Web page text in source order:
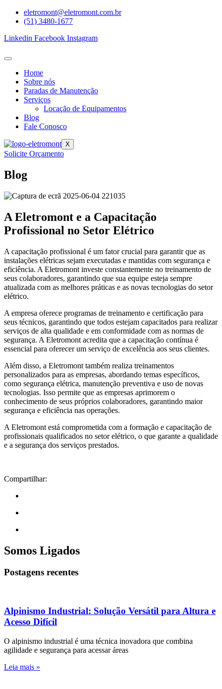
para
conteúdo
eletromont@eletromont.com.br
(51) 3480-1677
Linkedin Facebook Instagram
Home
Sobre nós
Paradas de Manutenção
Serviços
Locação de Equipamentos
Blog
Fale Conosco
X
Solicite Orçamento
Blog
A Eletromont e a Capacitação
Profissional no Setor Elétrico
A capacitação profissional é um fator crucial para garantir que as
instalações elétricas sejam executadas e mantidas com segurança e
eficiência. A Eletromont investe constantemente no treinamento de
seus colaboradores, garantindo que sua equipe esteja sempre
atualizada com as melhores práticas e as novas tecnologias do setor
elétrico.
A empresa oferece programas de treinamento e certificação para
seus técnicos, garantindo que todos estejam capacitados para realizar
serviços de alta qualidade e em conformidade com as normas de
segurança. A Eletromont acredita que a capacitação contínua é
essencial para oferecer um serviço de excelência aos seus clientes.
Além disso, a Eletromont também realiza treinamentos
personalizados para as empresas, abordando temas específicos,
como segurança elétrica, manutenção preventiva e uso de novas
tecnologias. Isso permite que as empresas aprimorem o
conhecimento de seus próprios colaboradores, garantindo maior
segurança e eficiência nas operações.
A Eletromont está comprometida com a formação e capacitação de
profissionais qualificados no setor elétrico, o que garante a qualidade
e a segurança dos serviços prestados.
Compartilhar:
Somos Ligados
Postagens recentes
Alpinismo Industrial: Solução Versátil para Altura e
Acesso Difícil
O alpinismo industrial é uma técnica inovadora que combina
agilidade e segurança para acessar áreas
Leia mais »